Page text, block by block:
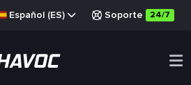
Español (ES) Soporte 24/7